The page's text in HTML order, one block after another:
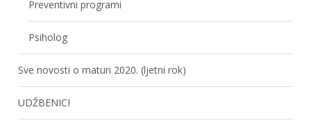
Preventivni programi
Psiholog
Sve novosti o maturi 2020. (ljetni rok)
UDŽBENICI